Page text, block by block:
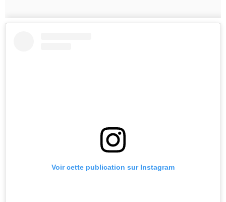
Voir cette publication sur Instagram